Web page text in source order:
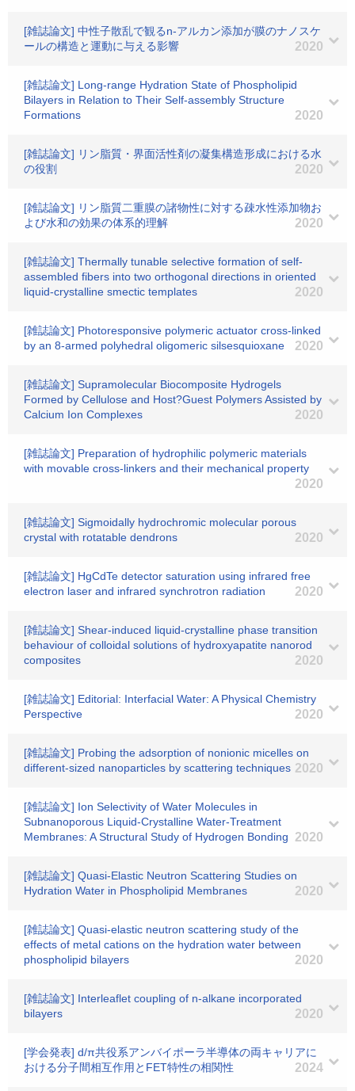
[雑誌論文] 中性子散乱で観るn-アルカン添加が膜のナノスケ
ールの構造と運動に与える影響
2020
[雑誌論文] Long-range Hydration State of Phospholipid
Bilayers in Relation to Their Self-assembly Structure
Formations
2020
[雑誌論文] リン脂質・界面活性剤の凝集構造形成における水
の役割
2020
[雑誌論文] リン脂質二重膜の諸物性に対する疎水性添加物お
よび水和の効果の体系的理解
2020
[雑誌論文] Thermally tunable selective formation of self-
assembled fibers into two orthogonal directions in oriented
liquid-crystalline smectic templates
2020
[雑誌論文] Photoresponsive polymeric actuator cross-linked
by an 8-armed polyhedral oligomeric silsesquioxane
2020
[雑誌論文] Supramolecular Biocomposite Hydrogels
Formed by Cellulose and Host?Guest Polymers Assisted by
Calcium Ion Complexes
2020
[雑誌論文] Preparation of hydrophilic polymeric materials
with movable cross-linkers and their mechanical property
2020
[雑誌論文] Sigmoidally hydrochromic molecular porous
crystal with rotatable dendrons
2020
[雑誌論文] HgCdTe detector saturation using infrared free
electron laser and infrared synchrotron radiation
2020
[雑誌論文] Shear-induced liquid-crystalline phase transition
behaviour of colloidal solutions of hydroxyapatite nanorod
composites
2020
[雑誌論文] Editorial: Interfacial Water: A Physical Chemistry
Perspective
2020
[雑誌論文] Probing the adsorption of nonionic micelles on
different-sized nanoparticles by scattering techniques 2020
[雑誌論文] Ion Selectivity of Water Molecules in
Subnanoporous Liquid‐Crystalline Water‐Treatment
Membranes: A Structural Study of Hydrogen Bonding
2020
[雑誌論文] Quasi-Elastic Neutron Scattering Studies on
Hydration Water in Phospholipid Membranes
2020
[雑誌論文] Quasi-elastic neutron scattering study of the
effects of metal cations on the hydration water between
phospholipid bilayers
2020
[雑誌論文] Interleaflet coupling of n-alkane incorporated
bilayers
2020
[学会発表] d/π共役系アンバイポーラ半導体の両キャリアに
おける分子間相互作用とFET特性の相関性
2024